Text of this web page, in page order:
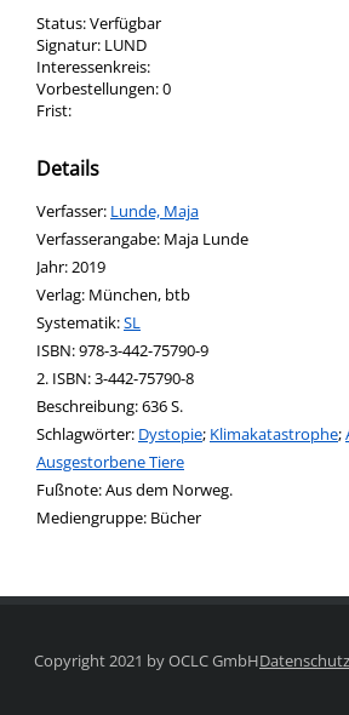
Status:Verfügbar
Signatur: LUND
Interessenkreis:
Vorbestellungen:0
Frist:
Details
Verfasser: Suche nach diesem Verfasser
Lunde, Maja
Verfasserangabe: Maja Lunde
Jahr:2019
Verlag: München, btb
opens in new tab
Diesen Link in neuem Tab öffnen
Systematik:Suche nach dieser Systematik
SL
Suche nach diesem Interessenskreis
ISBN:978-3-442-75790-9
2. ISBN:3-442-75790-8
Beschreibung:636 S.
Schlagwörter: Dystopie; Klimakatastrophe;
Ausgestorbene Tiere
Suche nach dieser Beteiligten Person
Fußnote:Aus dem Norweg.
Mediengruppe: Bücher
Copyright 2021 by OCLC GmbH